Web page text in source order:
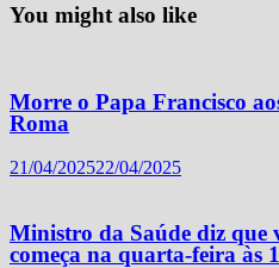
You might also like
Morre o Papa Francisco
Roma
21/04/202522/04/2025
Ministro da Saúde diz que
começa na quarta-feira às